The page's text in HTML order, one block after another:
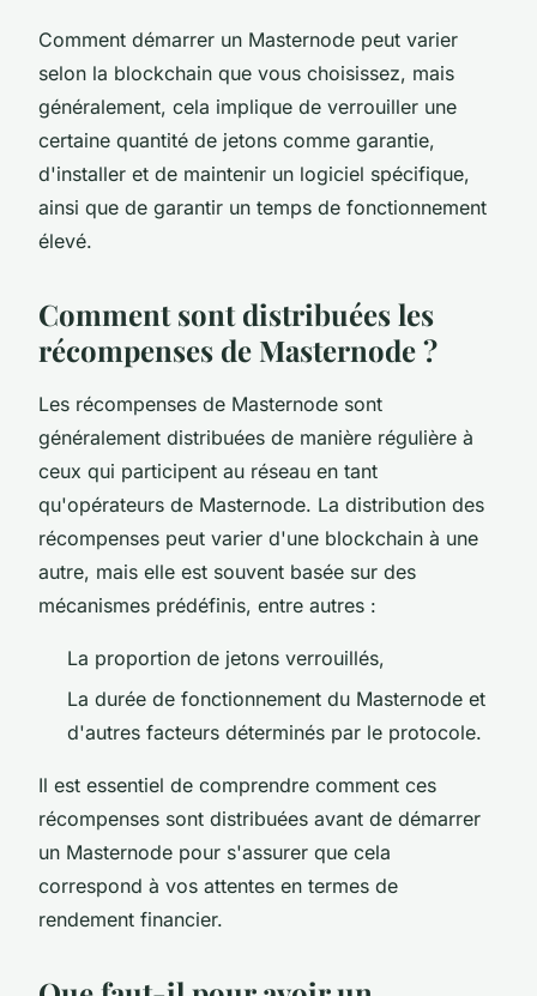
Comment démarrer un Masternode peut varier
selon la blockchain que vous choisissez, mais
généralement, cela implique de verrouiller une
certaine quantité de jetons comme garantie,
d'installer et de maintenir un logiciel spécifique,
ainsi que de garantir un temps de fonctionnement
élevé.
Comment sont distribuées les
récompenses de Masternode ?
Les récompenses de Masternode sont
généralement distribuées de manière régulière à
ceux qui participent au réseau en tant
qu'opérateurs de Masternode. La distribution des
récompenses peut varier d'une blockchain à une
autre, mais elle est souvent basée sur des
mécanismes prédéfinis, entre autres :
La proportion de jetons verrouillés,
La durée de fonctionnement du Masternode et
d'autres facteurs déterminés par le protocole.
Il est essentiel de comprendre comment ces
récompenses sont distribuées avant de démarrer
un Masternode pour s'assurer que cela
correspond à vos attentes en termes de
rendement financier.